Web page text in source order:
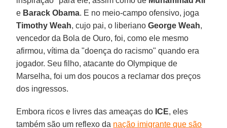
e Barack Obama. E no meio-campo ofensivo, joga
Timothy Weah, cujo pai, o liberianoGeorge Weah,
vencedor da Bola de Ouro, foi, como ele mesmo
afirmou, vítima da "doença do racismo" quando era
jogador. Seu filho, atacante do Olympique de
Marselha, foi um dos poucos a reclamar dos preços
dos ingressos.
Embora ricos e livres das ameaças do ICE, eles
também são um reflexo da nação imigrante que são